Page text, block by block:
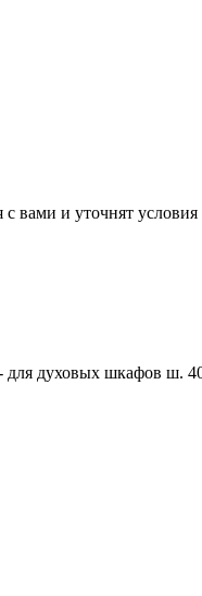
вами и уточнят условия
для духовых шкафов ш.